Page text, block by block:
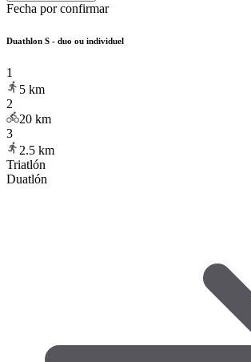
Fecha por confirmar
Duathlon S - duo ou individuel
1
5 km
2
20 km
3
2.5 km
Triatlón
Duatlón